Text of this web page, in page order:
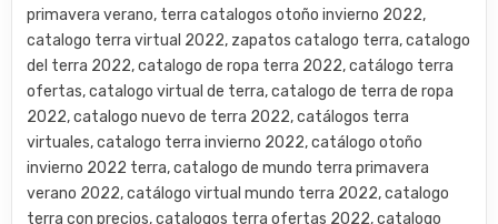
primavera verano, terra catalogos otoño invierno 2022,
catalogo terra virtual 2022, zapatos catalogo terra, catalogo
del terra 2022, catalogo de ropa terra 2022, catálogo terra
ofertas, catalogo virtual de terra, catalogo de terra de ropa
2022, catalogo nuevo de terra 2022, catálogos terra
virtuales, catalogo terra invierno 2022, catálogo otoño
invierno 2022 terra, catalogo de mundo terra primavera
verano 2022, catálogo virtual mundo terra 2022, catalogo
terra con precios, catalogos terra ofertas 2022, catalogo